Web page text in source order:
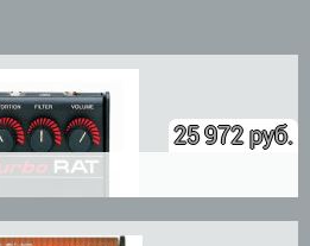
25 972 руб.